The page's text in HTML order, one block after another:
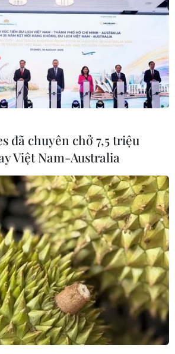
chức năng Hàn Quốc xác nhận
cúm gia cầm chủng virus H5N8
ở thành phố Paju thuộc tỉnh
dịch cúm gia cầm H5N8
gà tây
29/11 thông báo đã phát hiện ổ
đã chuyên chở 7,5 triệu
Việt Nam-Australia